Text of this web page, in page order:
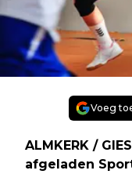
Voeg
ALMKERK /
afgeladen